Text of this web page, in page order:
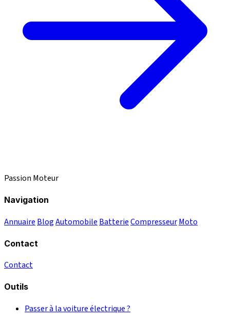
Passion Moteur
Navigation
Annuaire BlogAutomobile BatterieCompresseurMoto
Contact
Contact
Outils
Passer à la voiture électrique ?